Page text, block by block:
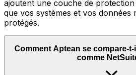
ajoutent une couche de
que vos systèmes et vos données
protégés.
Comment Aptean se compare-
comme